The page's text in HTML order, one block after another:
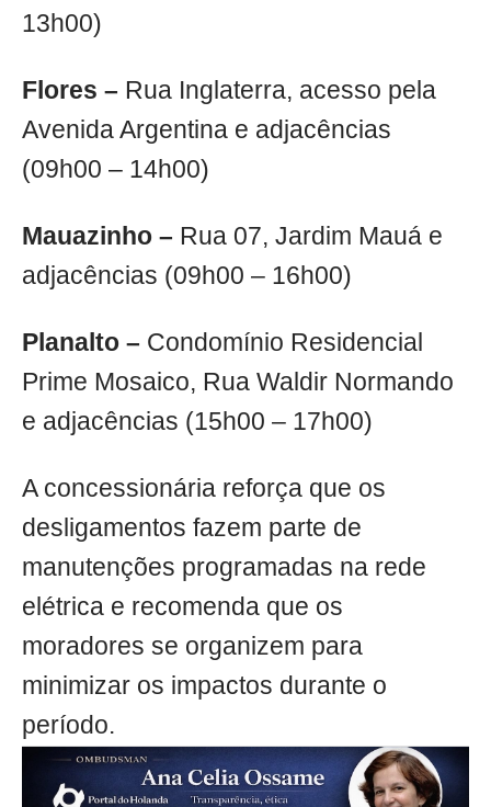
13h00)
Flores – Rua Inglaterra, acesso pela
Avenida Argentina e adjacências
(09h00 – 14h00)
Mauazinho – Rua 07, Jardim Mauá e
adjacências (09h00 – 16h00)
Planalto – Condomínio Residencial
Prime Mosaico, Rua Waldir Normando
e adjacências (15h00 – 17h00)
A concessionária reforça que os
desligamentos fazem parte de
manutenções programadas na rede
elétrica e recomenda que os
moradores se organizem para
minimizar os impactos durante o
período.